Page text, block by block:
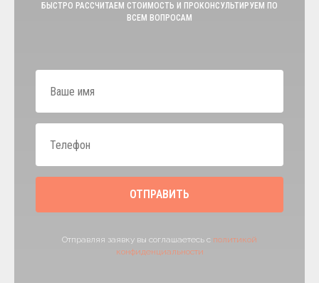
БЫСТРО РАССЧИТАЕМ СТОИМОСТЬ И ПРОКОНСУЛЬТИРУЕМ ПО
ВСЕМ ВОПРОСАМ
ОТПРАВИТЬ
Отправляя заявку вы соглашаетесь с политикой
конфиденциальности